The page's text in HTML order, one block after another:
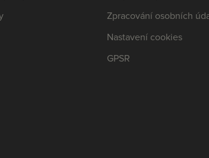
Zpracování osobních
Nastavení cookies
GPSR